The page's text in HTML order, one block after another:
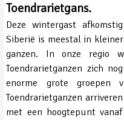
Toendrarietgans.
Deze wintergast
Siberië is meestal in
ganzen. In onze regio
Toendrarietganzen zich
enorme grote groepen
Toendrarietganzen
met een hoogtepunt